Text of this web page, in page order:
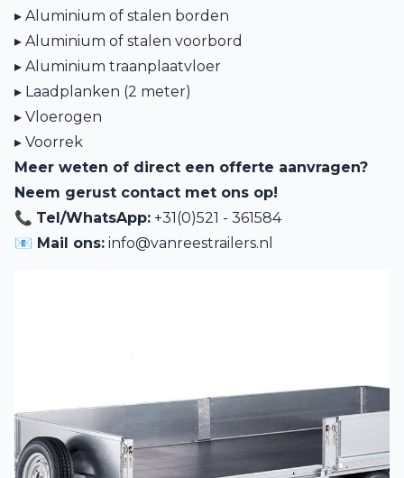
▸ Aluminium of stalen borden
▸ Aluminium of stalen voorbord
▸ Aluminium traanplaatvloer
▸ Laadplanken (2 meter)
▸ Vloerogen
▸ Voorrek
Meer weten of direct een offerte aanvragen?
Neem gerust contact met ons op!
📞 Tel/WhatsApp: +31(0)521 - 361584
📧 Mail ons: info@vanreestrailers.nl